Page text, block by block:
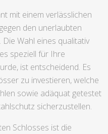
mit einem verlässlichen
den unerlaubten
Wahl eines qualitativ
speziell für Ihre
ist entscheidend. Es
zu investieren, welche
sowie adäquat getestet
sicherzustellen.
Schlosses ist die